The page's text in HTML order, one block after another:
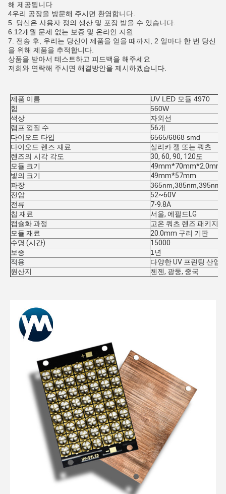
해 제공됩니다
4우리 공장을 방문해 주시면 환영합니다.
5. 당신은 사용자 정의 생산 및 포장 받을 수 있습니다.
6.12개월 문제 없는 보증 및 온라인 지원
7. 전송 후, 우리는 당신이 제품을 얻을 때까지, 2 일마다 한 번 당신
을 위해 제품을 추적합니다.
상품을 받아서 테스트하고 피드백을 해주세요
저희와 연락해 주시면 해결방안을 제시하겠습니다.
제품 이름
UV LED 모듈 4970
힘
560W
색상
자외선
램프 껍질 수
56개
다이오드 타입
6565/6868 smd
다이오드 렌즈 재료
실리카 젤 또는 쿼츠
렌즈의 시각 각도
30, 60, 90, 120도
모듈 크기
49mm*70mm*2.0mm
빛의 크기
49mm*57mm
파장
전압
52~60V
전류
7-9.8A
칩 재료
서울, 에필드 LG
캡슐화 과정
고온 쿼츠 렌즈 패키지
모듈 재료
20.0mm 구리 기판
수명 (시간)
15000
보증
1년
적용
다양한 UV 프린팅 산업,
원산지
첸젠, 광둥, 중국